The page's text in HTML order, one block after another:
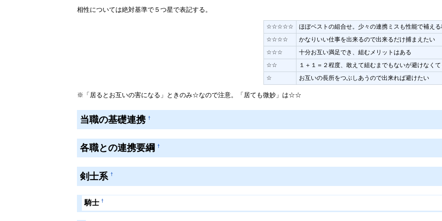
相性については絶対基準で５つ星で表記する。
☆☆☆☆☆
ほぼベストの組合せ。少々の連携ミスも性能で補え
☆☆☆☆
かなりいい仕事を出来るので出来るだけ捕まえたい
☆☆☆
十分お互い満足でき、組むメリットはある
☆☆
１＋１＝２程度、敢えて組むまでもないが避けなく
☆
お互いの長所をつぶしあうので出来れば避けたい
※「居るとお互いの害になる」ときのみ☆なので注意。「居ても微妙」は☆☆
当職の基礎連携†
各職との連携要綱†
剣士系†
騎士 †